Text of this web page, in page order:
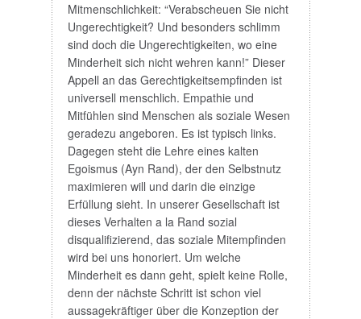
Mitmenschlichkeit: “Verabscheuen Sie nicht
Ungerechtigkeit? Und besonders schlimm
sind doch die Ungerechtigkeiten, wo eine
Minderheit sich nicht wehren kann!” Dieser
Appell an das Gerechtigkeitsempfinden ist
universell menschlich. Empathie und
Mitfühlen sind Menschen als soziale Wesen
geradezu angeboren. Es ist typisch links.
Dagegen steht die Lehre eines kalten
Egoismus (Ayn Rand), der den Selbstnutz
maximieren will und darin die einzige
Erfüllung sieht. In unserer Gesellschaft ist
dieses Verhalten a la Rand sozial
disqualifizierend, das soziale Mitempfinden
wird bei uns honoriert. Um welche
Minderheit es dann geht, spielt keine Rolle,
denn der nächste Schritt ist schon viel
aussagekräftiger über die Konzeption der